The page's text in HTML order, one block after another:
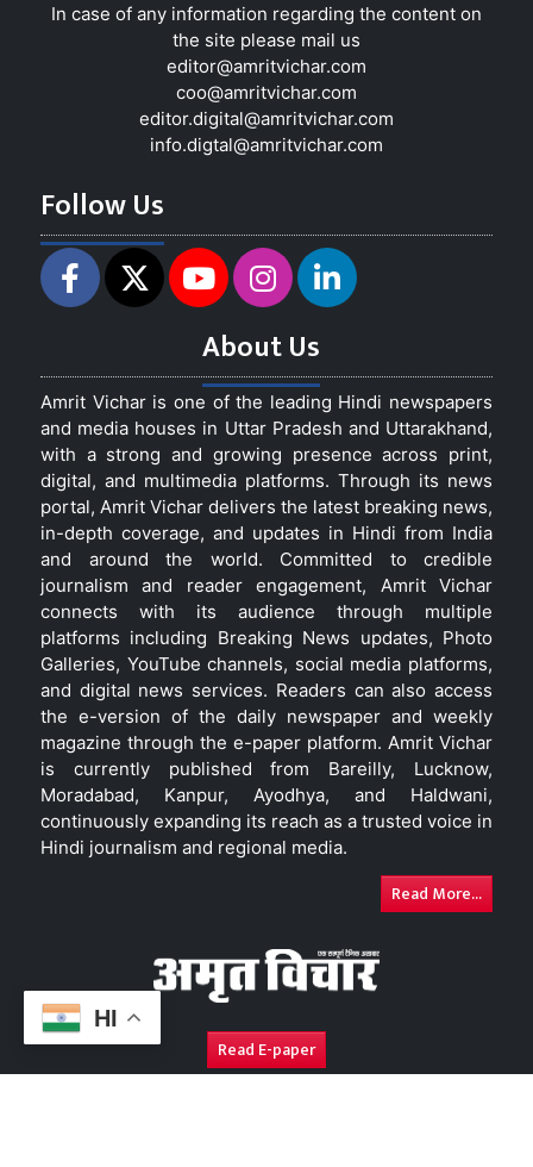
HI
In case of any information regarding the content on
the site please mail us
editor@amritvichar.com
coo@amritvichar.com
editor.digital@amritvichar.com
info.digtal@amritvichar.com
Follow Us
About Us
Amrit Vichar is one of the leading Hindi newspapers
and media houses in Uttar Pradesh and Uttarakhand,
with a strong and growing presence across print,
digital, and multimedia platforms. Through its news
portal, Amrit Vichar delivers the latest breaking news,
in-depth coverage, and updates in Hindi from India
and around the world. Committed to credible
journalism and reader engagement, Amrit Vichar
connects with its audience through multiple
platforms including Breaking News updates, Photo
Galleries, YouTube channels, social media platforms,
and digital news services. Readers can also access
the e-version of the daily newspaper and weekly
magazine through the e-paper platform. Amrit Vichar
is currently published from Bareilly, Lucknow,
Moradabad, Kanpur, Ayodhya, and Haldwani,
continuously expanding its reach as a trusted voice in
Hindi journalism and regional media.
Read More...
Read E-paper